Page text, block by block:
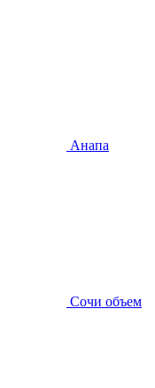
Анапа
Сочи объем